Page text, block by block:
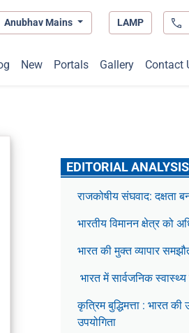
Anubhav Mains LAMP
New Portals Gallery Contact
EDITORIAL
राजकोषीय संघवाद: दक्षता
भारतीय विमानन क्षेत्र को
भारत की मुक्त व्यापार
भारत में सार्वजनिक
कृत्रिम बुद्धिमत्ता : भारत
उपयोगिता